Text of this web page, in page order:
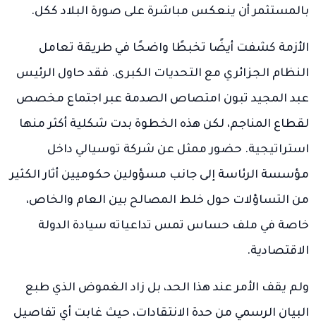
بالمستثمر أن ينعكس مباشرة على صورة البلاد ككل.
الأزمة كشفت أيضًا تخبطًا واضحًا في طريقة تعامل
النظام الجزائري مع التحديات الكبرى. فقد حاول الرئيس
عبد المجيد تبون امتصاص الصدمة عبر اجتماع مخصص
لقطاع المناجم، لكن هذه الخطوة بدت شكلية أكثر منها
استراتيجية. حضور ممثل عن شركة توسيالي داخل
مؤسسة الرئاسة إلى جانب مسؤولين حكوميين أثار الكثير
من التساؤلات حول خلط المصالح بين العام والخاص،
خاصة في ملف حساس تمس تداعياته سيادة الدولة
الاقتصادية.
ولم يقف الأمر عند هذا الحد، بل زاد الغموض الذي طبع
البيان الرسمي من حدة الانتقادات، حيث غابت أي تفاصيل